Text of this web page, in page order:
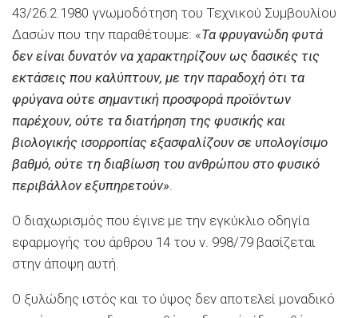
43/26.2.1980 γνωμοδότηση του Τεχνικού Συμβουλίου
Δασών που την παραθέτουμε: «Τα φρυγανώδη φυτά
δεν είναι δυνατόν να χαρακτηρίζουν ως δασικές τις
εκτάσεις που καλύπτουν, με την παραδοχή ότι τα
φρύγανα ούτε σημαντική προσφορά προϊόντων
παρέχουν, ούτε τα διατήρηση της φυσικής και
βιολογικής ισορροπίας εξασφαλίζουν σε υπολογίσιμο
βαθμό, ούτε τη διαβίωση του ανθρώπου στο φυσικό
περιβάλλον εξυπηρετούν»
Ο διαχωρισμός που έγινε με την εγκύκλιο οδηγία
εφαρμογής του άρθρου 14 του ν. 998/79 βασίζεται
στην άποψη αυτή.
Ο ξυλώδης ιστός και το ύψος δεν αποτελεί μοναδικό